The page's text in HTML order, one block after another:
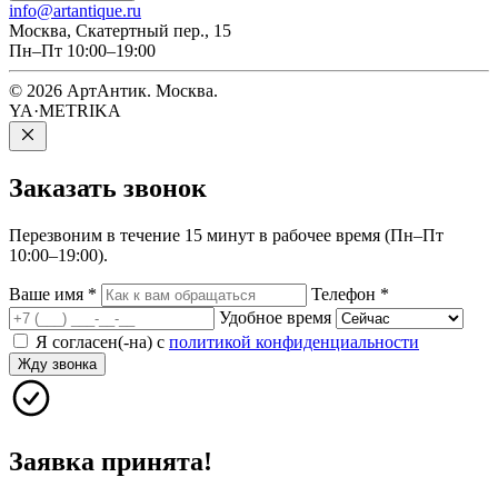
info@artantique.ru
Москва, Скатертный пер., 15
Пн–Пт 10:00–19:00
© 2026 АртАнтик. Москва.
YA·METRIKA
Заказать звонок
Перезвоним в течение 15 минут в рабочее время (Пн–Пт
10:00–19:00).
Ваше имя * Телефон *
Удобное время
Я согласен(-на) с политикой конфиденциальности
Жду звонка
Заявка принята!